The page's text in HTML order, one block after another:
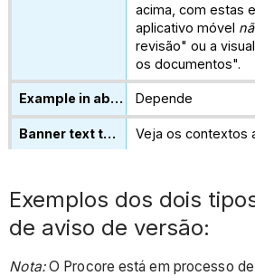
acima, com estas
aplicativo móvel
revisão" ou a
os documentos".
Depende
Veja os contextos
Exemplos dos dois
de aviso de versão:
Nota:O Procore está em processo